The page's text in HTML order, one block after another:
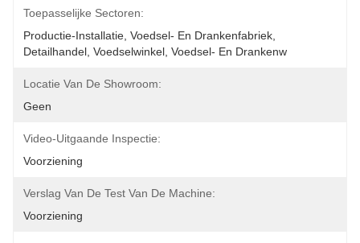
Toepasselijke Sectoren:
Productie-Installatie, Voedsel- En Drankenfabriek,
Detailhandel, Voedselwinkel, Voedsel- En Drankenw
Locatie Van De Showroom:
Geen
Video-Uitgaande Inspectie:
Voorziening
Verslag Van De Test Van De Machine:
Voorziening